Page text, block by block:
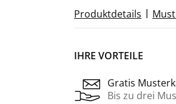
Produktdetails |
IHRE VORTEILE
Gratis
Bis zu drei